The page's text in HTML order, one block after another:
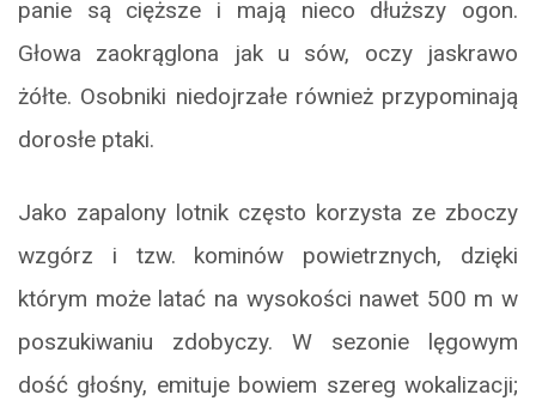
panie są cięższe i mają nieco dłuższy ogon.
Głowa zaokrąglona jak u sów, oczy jaskrawo
żółte. Osobniki niedojrzałe również przypominają
dorosłe ptaki.
Jako zapalony lotnik często korzysta ze zboczy
wzgórz i tzw. kominów powietrznych, dzięki
którym może latać na wysokości nawet 500 m w
poszukiwaniu zdobyczy. W sezonie lęgowym
dość głośny, emituje bowiem szereg wokalizacji;